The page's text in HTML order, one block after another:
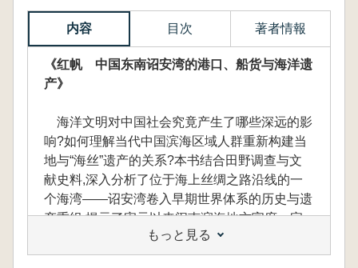
内容 目次 著者情報
《红帆 中国东南诏安湾的港口、船货与海洋遗
产》
海洋文明对中国社会究竟产生了哪些深远的影
响?如何理解当代中国滨海区域人群重新构建当
地与“海丝”遗产的关系?本书结合田野调查与文
献史料,深入分析了位于海上丝绸之路沿线的一
个海湾——诏安湾卷入早期世界体系的历史与遗
产重组,揭示了宋元以来闽南滨海地方官府、宗
族、军户、舶商、海盗等各色人群,围绕港口开
发、船货贸易与海疆治理之间产生的复杂互动过
もっと見る